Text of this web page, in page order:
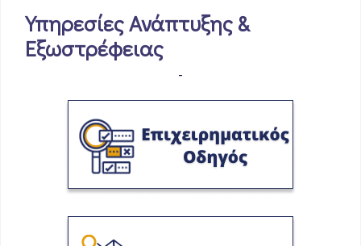
Υπηρεσίες Ανάπτυξης &
Εξωστρέφειας
-